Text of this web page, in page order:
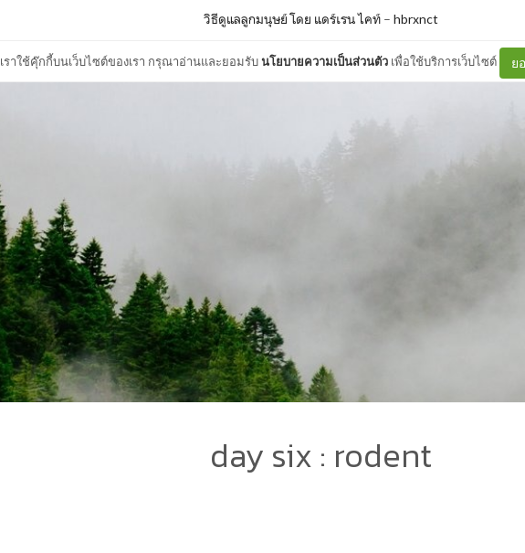
เราใช้คุ๊กกี้บนเว็บไซต์ของเรา กรุณาอ่านและยอมรับนโยบายความเป็นส่วนตัว เพื่อใช้บริการเว็บไซต์ ย
วิธีดูแลลูกมนุษย์ โดย แดร์เรน ไคท์– hbrxnct
day six : rodent